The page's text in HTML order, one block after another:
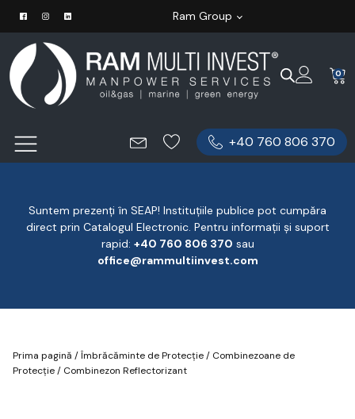
Ram Group
0
+40 760 806 370
Suntem prezenți în SEAP! Instituțiile publice pot cumpăra
direct prin Catalogul Electronic. Pentru informații și suport
rapid: ‪+40 760 806 370 ‬ sau
office@rammultiinvest.com
Prima pagină /Îmbrăcăminte de Protecție/ Combinezoane de
Protecție/ Combinezon Reflectorizant